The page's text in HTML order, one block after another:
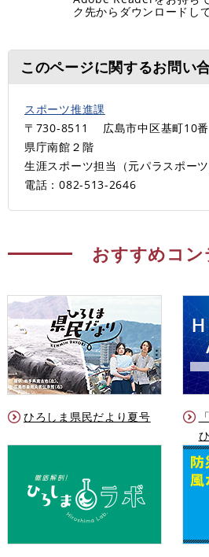
ク先からダウンロードし
このページに関するお問い
スポーツ推進課
〒730-8511
広島市中区基町10
県庁南館２階
生涯スポーツ担当（元パラスポーツ
電話：082-513-2646
おすすめコン
ひろしま県民だより夏号